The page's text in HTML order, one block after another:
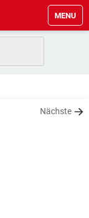
MENU
Nächste